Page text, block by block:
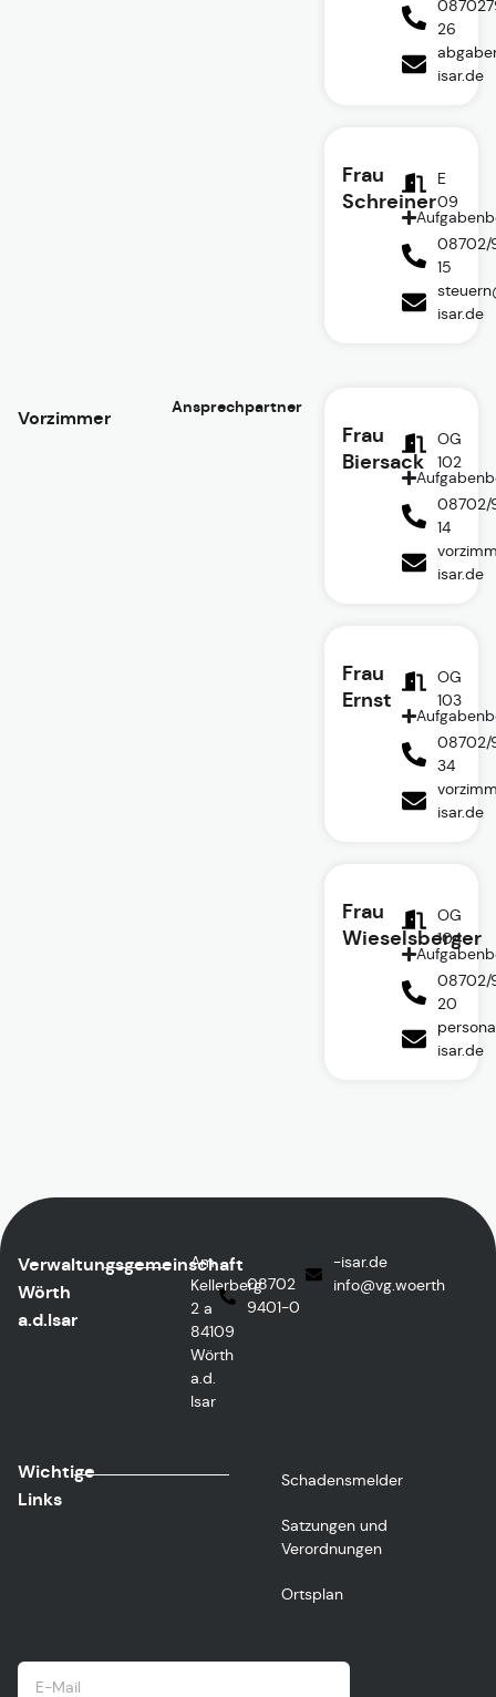
26
isar.de
Frau
Schreiner
E
09
08702/
15
isar.de
Vorzimmer Ansprechpartner
Frau
Biersack
OG
102
08702/
14
isar.de
Frau
Ernst
OG
103
08702/
34
isar.de
Frau
Wieselsberger
OG
104
08702/
20
isar.de
Verwaltungsgemeinschaft
Wörth
a.d.Isar
Am
Kellerberg
2 a
84109
Wörth
a.d.
Isar
08702
9401-0
ed.rasi-
htreow.gv
@ofni
Wichtige
Links
Schadensmelder
Satzungen und
Verordnungen
Ortsplan